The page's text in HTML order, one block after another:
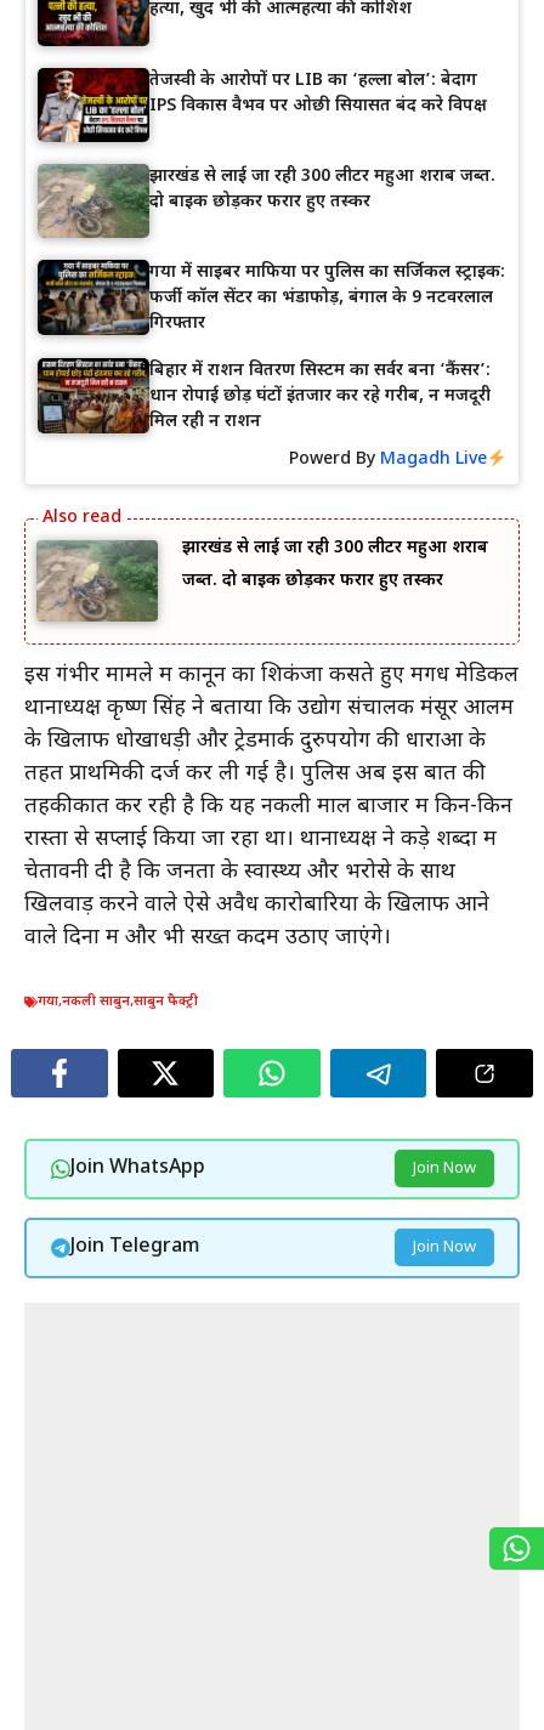
हत्या, खुद भी की आत्महत्या की कोशिश
तेजस्वी के आरोपों पर LIB का ‘हल्ला बोल’: बेदाग
IPS विकास वैभव पर ओछी सियासत बंद करे विपक्ष
झारखंड से लाई जा रही 300 लीटर महुआ शराब जब्त.
दो बाइक छोड़कर फरार हुए तस्कर
गया में साइबर माफिया पर पुलिस का सर्जिकल स्ट्राइक:
फर्जी कॉल सेंटर का भंडाफोड़, बंगाल के 9 नटवरलाल
गिरफ्तार
बिहार में राशन वितरण सिस्टम का सर्वर बना ‘कैंसर’:
धान रोपाई छोड़ घंटों इंतजार कर रहे गरीब, न मजदूरी
मिल रही न राशन
Powerd By Magadh Live
झारखंड से लाई जा रही 300 लीटर महुआ शराब
जब्त. दो बाइक छोड़कर फरार हुए तस्कर
इस गंभीर मामले में कानून का शिकंजा कसते हुए मगध मेडिकल
थानाध्यक्ष कृष्ण सिंह ने बताया कि उद्योग संचालक मंसूर आलम
के खिलाफ धोखाधड़ी और ट्रेडमार्क दुरुपयोग की धाराओं के
तहत प्राथमिकी दर्ज कर ली गई है। पुलिस अब इस बात की
तहकीकात कर रही है कि यह नकली माल बाजार में किन-किन
रास्तों से सप्लाई किया जा रहा था। थानाध्यक्ष ने कड़े शब्दों में
चेतावनी दी है कि जनता के स्वास्थ्य और भरोसे के साथ
खिलवाड़ करने वाले ऐसे अवैध कारोबारियों के खिलाफ आने
वाले दिनों में और भी सख्त कदम उठाए जाएंगे।
गया,नकली साबुन,साबुन फैक्ट्री
Join WhatsApp Join Now
Join Telegram Join Now